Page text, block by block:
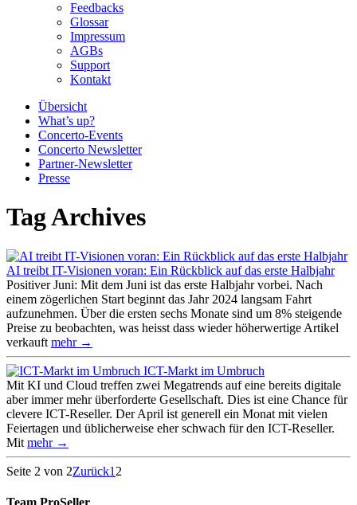
Feedbacks
Glossar
Impressum
AGBs
Support
Kontakt
Übersicht
What’s up?
Concerto-Events
Concerto Newsletter
Partner-Newsletter
Presse
Tag Archives
AI treibt IT-Visionen voran: Ein Rückblick auf das erste Halbjahr
Positiver Juni: Mit dem Juni ist das erste Halbjahr vorbei. Nach
einem zögerlichen Start beginnt das Jahr 2024 langsam Fahrt
aufzunehmen. Über die ersten sechs Monate sind um 8% steigende
Preise zu beobachten, was heisst dass wieder höherwertige Artikel
verkauft mehr →
ICT-Markt im Umbruch
Mit KI und Cloud treffen zwei Megatrends auf eine bereits digitale
aber immer mehr überforderte Gesellschaft. Dies ist eine Chance für
clevere ICT-Reseller. Der April ist generell ein Monat mit vielen
Feiertagen und üblicherweise eher schwach für den ICT-Reseller.
Mit mehr →
Seite 2 von 2Zurück1 2